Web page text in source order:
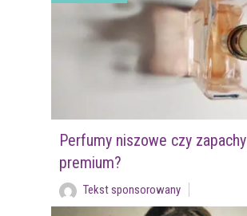
Perfumy niszowe czy zapachy
premium?
Tekst sponsorowany